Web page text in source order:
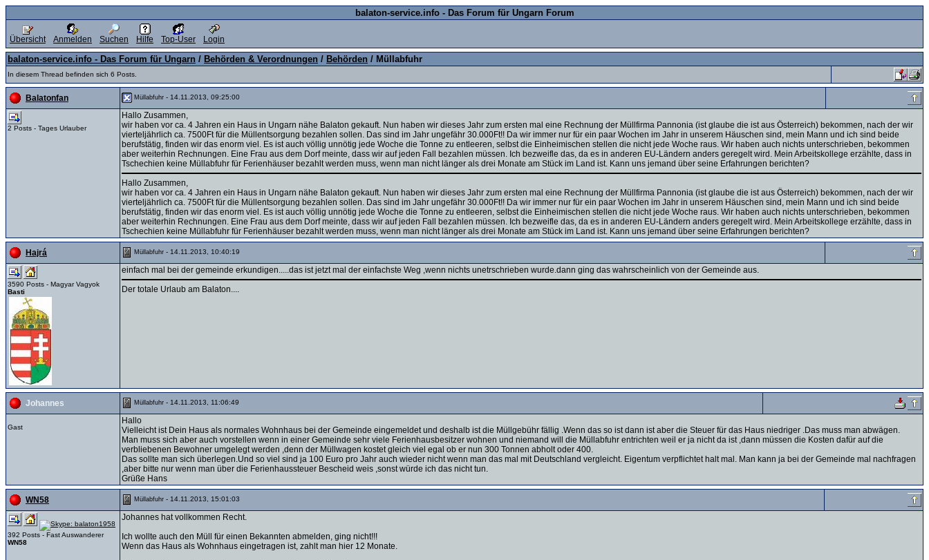
balaton-service.info - Das Forum für Ungarn Forum
Übersicht Anmelden Suchen Hilfe Top-User Login
balaton-service.info - Das Forum für Ungarn / Behörden & Verordnungen / Behörden / Müllabfuhr
In diesem Thread befinden sich 6 Posts.
Balatonfan Müllabfuhr - 14.11.2013, 09:25:00
2 Posts - Tages Urlauber
Hallo Zusammen,
wir haben vor ca. 4 Jahren ein Haus in Ungarn nähe Balaton gekauft. Nun haben wir dieses Jahr zum ersten mal eine Rechnung der Müllfirma Pannonia (ist glaube die ist aus Österreich) bekommen, nach der wir
vierteljährlich ca. 7500Ft für die Müllentsorgung bezahlen sollen. Das sind im Jahr ungefähr 30.000Ft!! Da wir immer nur für ein paar Wochen im Jahr in unserem Häuschen sind, mein Mann und ich sind beide
berufstätig, finden wir das enorm viel. Es ist auch völlig unnötig jede Woche die Tonne zu entleeren, selbst die Einheimischen stellen die nicht jede Woche raus. Wir haben auch nichts unterschrieben, bekommen
aber weiterhin Rechnungen. Eine Frau aus dem Dorf meinte, dass wir auf jeden Fall bezahlen müssen. Ich bezweifle das, da es in anderen EU-Ländern anders geregelt wird. Mein Arbeitskollege erzählte, dass in
Tschechien keine Müllabfuhr für Ferienhäuser bezahlt werden muss, wenn man nicht länger als drei Monate am Stück im Land ist. Kann uns jemand über seine Erfahrungen berichten?
Hallo Zusammen,
wir haben vor ca. 4 Jahren ein Haus in Ungarn nähe Balaton gekauft. Nun haben wir dieses Jahr zum ersten mal eine Rechnung der Müllfirma Pannonia (ist glaube die ist aus Österreich) bekommen, nach der wir
vierteljährlich ca. 7500Ft für die Müllentsorgung bezahlen sollen. Das sind im Jahr ungefähr 30.000Ft!! Da wir immer nur für ein paar Wochen im Jahr in unserem Häuschen sind, mein Mann und ich sind beide
berufstätig, finden wir das enorm viel. Es ist auch völlig unnötig jede Woche die Tonne zu entleeren, selbst die Einheimischen stellen die nicht jede Woche raus. Wir haben auch nichts unterschrieben, bekommen
aber weiterhin Rechnungen. Eine Frau aus dem Dorf meinte, dass wir auf jeden Fall bezahlen müssen. Ich bezweifle das, da es in anderen EU-Ländern anders geregelt wird. Mein Arbeitskollege erzählte, dass in
Tschechien keine Müllabfuhr für Ferienhäuser bezahlt werden muss, wenn man nicht länger als drei Monate am Stück im Land ist. Kann uns jemand über seine Erfahrungen berichten?
Hajrá Müllabfuhr - 14.11.2013, 10:40:19
3590 Posts - Magyar Vagyok
Basti
einfach mal bei der gemeinde erkundigen.....das ist jetzt mal der einfachste Weg ,wenn nichts unetrschrieben wurde.dann ging das wahrscheinlich von der Gemeinde aus.
Der totale Urlaub am Balaton....
Johannes Müllabfuhr - 14.11.2013, 11:06:49
Gast
Hallo
Vielleicht ist Dein Haus als normales Wohnhaus bei der Gemeinde eingemeldet und deshalb ist die Müllgebühr fällig .Wenn das so ist dann ist aber die Steuer für das Haus niedriger .Das muss man abwägen.
Man muss sich aber auch vorstellen wenn in einer Gemeinde sehr viele Ferienhausbesitzer wohnen und niemand will die Müllabfuhr entrichten weil er ja nicht da ist ,dann müssen die Kosten dafür auf die
verbliebenen Bewohner umgelegt werden ,denn der Müllwagen kostet gleich viel egal ob er nun 300 Tonnen abholt oder 400.
Das sollte man sich überlegen.Und so viel sind ja 100 Euro pro Jahr auch wieder nicht wenn man das mal mit Deutschland vergleicht. Eigentum verpflichtet halt mal. Man kann ja bei der Gemeinde mal nachfragen
,aber bitte nur wenn man über die Ferienhaussteuer Bescheid weis ,sonst würde ich das nicht tun.
Grüße Hans
WN58 Müllabfuhr - 14.11.2013, 15:01:03
392 Posts - Fast Auswanderer
WN58
Johannes hat vollkommen Recht.
Ich wollte auch den Müll für einen Bekannten abmelden, ging nicht!!!
Wenn das Haus als Wohnhaus eingetragen ist, zahlt man hier 12 Monate.